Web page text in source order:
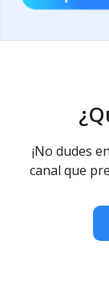
¡No dudes
canal que